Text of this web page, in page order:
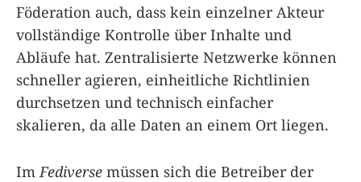
Föderation auch, dass kein einzelner Akteur
vollständige Kontrolle über Inhalte und
Abläufe hat. Zentralisierte Netzwerke können
schneller agieren, einheitliche Richtlinien
durchsetzen und technisch einfacher
skalieren, da alle Daten an einem Ort liegen.
Im Fediverse müssen sich die Betreiber der